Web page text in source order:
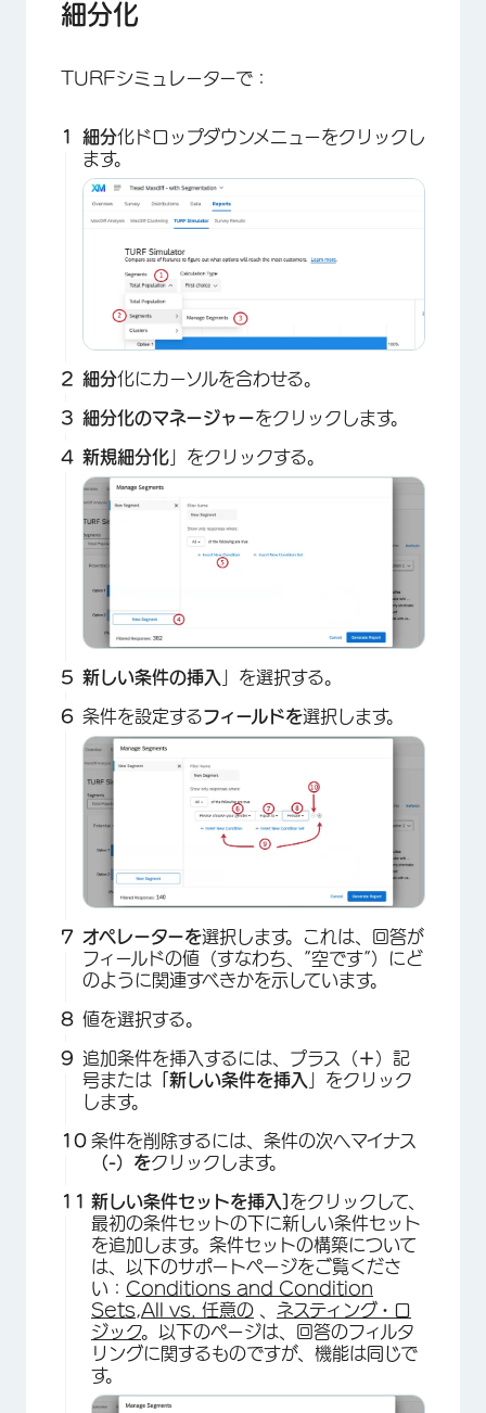
×
細分化
TURFシミュレーターで：
細分化ドロップダウンメニューをクリックし
ます。
×
細分化にカーソルを合わせる。
細分化のマネージャーをクリックします。
新規細分化 」をクリックする。
×
新しい条件の挿入 」を選択する。
条件を設定するフィールドを選択します。
オペレーターを選択します。これは、回答が
フィールドの値（すなわち、”空です”）にど
のように関連すべきかを示しています。
値を選択する。
追加条件を挿入するには、プラス（＋）記
号または 「新しい条件を挿入
」をクリック
します。
条件を削除するには、条件の次へマイナス
（-）をクリックします。
新しい条件セットを挿入] をクリックして、
最初の条件セットの下に新しい条件セット
を追加します。条件セットの構築について
は、以下のサポートページをご覧くださ
い： Conditions and Condition
Sets All vs. 任意の
ネスティング・ロ
ジック。以下のページは、回答のフィルタ
リングに関するものですが、機能は同じで
す。